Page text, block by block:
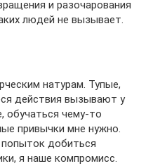
и разочарования
людей не вызывает.
натурам. Тупые,
действия вызывают у
обучаться чему-то
привычки мне нужно.
добиться
я наше компромисс.